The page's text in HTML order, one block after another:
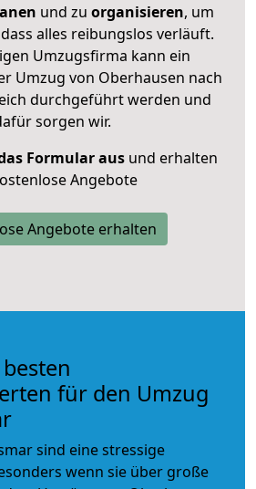
und zu organisieren, um
alles reibungslos verläuft.
Umzugsfirma kann ein
Umzug von Oberhausen nach
durchgeführt werden und
sorgen wir.
Formular ausund erhalten
Angebote
Angebote erhalten
für den Umzug
sind eine stressige
wenn sie über große